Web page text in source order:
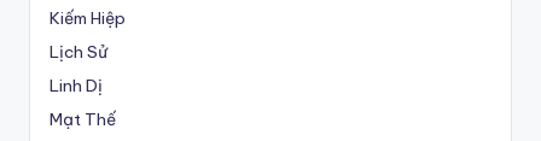
Kiếm Hiệp
Lịch Sử
Linh Dị
Mạt Thế